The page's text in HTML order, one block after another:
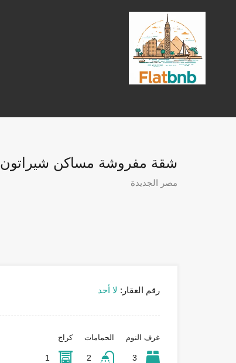
شقة مفروشة مساكن شيراتون
مصر الجديدة
رقم العقار: لا أحد
غرف النوم
3
الحمامات
2
كراج
1